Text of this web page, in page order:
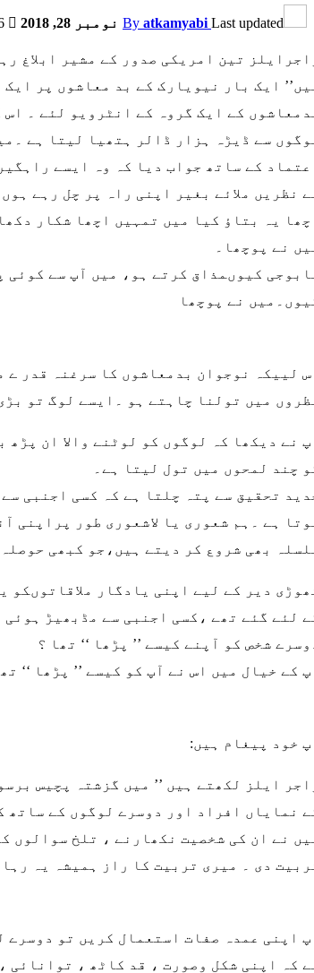
By atkamyabi Last updated نومبر 28, 2018
تین امریکی صدور کے مشیر ابلاغ
ایک بار نیویارک کے بد معاشوں پر
کے ایک گروہ کے انٹرویو لئے ۔
سے ڈیڑہ ہزار ڈالر ہتھیا لیتا ہے
کے ساتھ جواب دیا کہ وہ ایسے
نظریں ملائے بغیر اپنی راہ پر چل رہے ہوں
یہ بتاؤ کیا میں تمہیں اچھا شکار
نے پوچھا۔
کیوںمذاق کرتے ہو، میں آپ سے کوئی
نے پوچھا
لییکہ نوجوان بدمعاشوں کا سرغنہ قدر ے
میں تولنا چاہتے ہو ۔ایسے لوگ تو
نے دیکھا کہ لوگوں کو لوٹنے والا ان
چند لمحوں میں تول لیتا ہے۔
تحقیق سے پتہ چلتا ہے کہ کسی اجنبی
ہے ۔ہم شعوری یا لاشعوری طور پراپنی
بھی شروع کر دیتے ہیں،جو کبھی حوصلہ
دیر کے لیے اپنی یادگار ملاقاتوںکو
لئے گئے تھے ،کسی اجنبی سے مڈبھیڑ
شخص کو آپنے کیسے ’’ پڑھا ‘‘ تھا ؟
کے خیال میں اس نے آپ کو کیسے ’’ پڑھا ‘‘
خود پیغام ہیں:
ایلز لکھتے ہیں ’’ میں گزشتہ پچیس
نمایاں افراد اور دوسرے لوگوں کے ساتھ
نے ان کی شخصیت نکھارنے ، تلخ سوالوں
دی ۔ میری تربیت کا راز ہمیشہ یہ
اپنی عمدہ صفات استعمال کریں تو دوسرے
کہ اپنی شکل وصورت ، قد کاٹھ ، توانائی